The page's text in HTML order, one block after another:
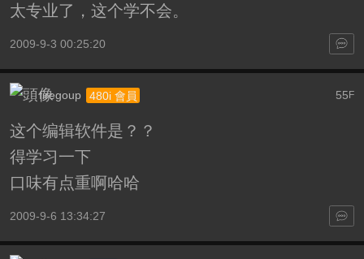
太专业了，这个学不会。
2009-9-3 00:25:20
55 F
firegoup 480i 會員
这个编辑软件是？？
得学习一下
口味有点重啊哈哈
2009-9-6 13:34:27